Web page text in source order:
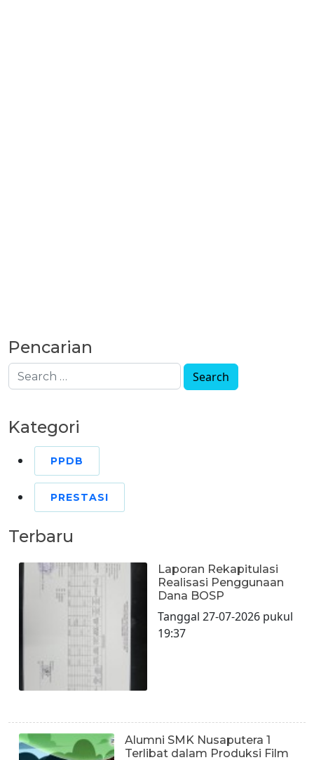
Pencarian
Kategori
PPDB
PRESTASI
Terbaru
Laporan Rekapitulasi
Realisasi Penggunaan
Dana BOSP
Tanggal 27-07-2026 pukul
19:37
Alumni SMK Nusaputera 1
Terlibat dalam Produksi Film